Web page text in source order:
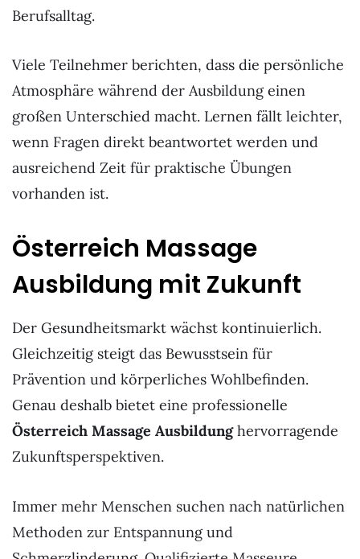
Berufsalltag.
Viele Teilnehmer berichten, dass die persönliche
Atmosphäre während der Ausbildung einen
großen Unterschied macht. Lernen fällt leichter,
wenn Fragen direkt beantwortet werden und
ausreichend Zeit für praktische Übungen
vorhanden ist.
Österreich Massage
Ausbildung mit Zukunft
Der Gesundheitsmarkt wächst kontinuierlich.
Gleichzeitig steigt das Bewusstsein für
Prävention und körperliches Wohlbefinden.
Genau deshalb bietet eine professionelle
Österreich Massage Ausbildunghervorragende
Zukunftsperspektiven.
Immer mehr Menschen suchen nach natürlichen
Methoden zur Entspannung und